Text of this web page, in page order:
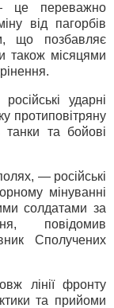
це переважно
від пагорбів
що позбавляє
також місяцями
ударні
протиповітряну
та бойові
— російські
мінуванні
солдатами за
повідомив
Сполучених
лінії фронту
та прийоми